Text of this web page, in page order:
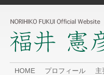
HOME プロフィール 主